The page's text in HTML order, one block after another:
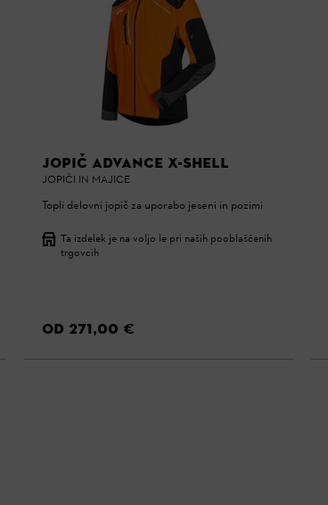
JOPIČ ADVANCE X-SHELL
JOPIČI IN MAJICE
Topli delovni jopič za uporabo jeseni in pozimi
Ta izdelek je na voljo le pri naših pooblaščenih
trgovcih
OD 271,00 €